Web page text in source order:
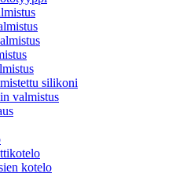
silikoni
valmistus
kotelo